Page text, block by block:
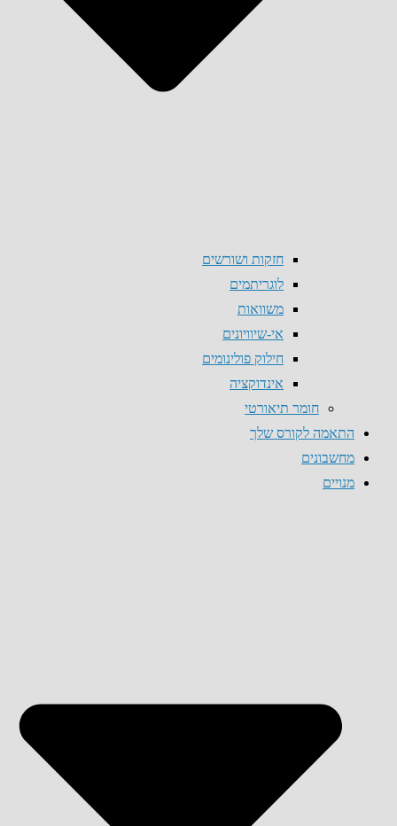
חזקות ושורשים
לוגריתמים
משוואות
אי-שיוויונים
חילוק פולינומים
אינדוקציה
חומר תיאורטי
התאמה לקורס שלך
מחשבונים
מנויים